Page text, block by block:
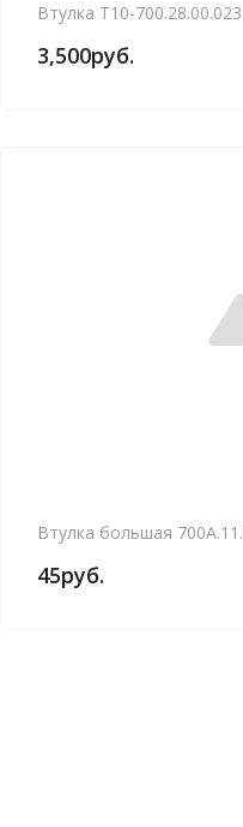
Втулка Т10-700.28.00.023
3,500руб.
Втулка большая
45руб.